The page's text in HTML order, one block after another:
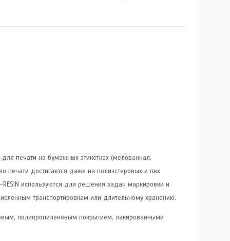
печати на бумажных этикетках (мелованная,
печати достигается даже на полиэстеровых и пвх
используются для решения задач маркировки и
транспортировкам или длительному хранению.
полипропиленовым покрытием, лакированными